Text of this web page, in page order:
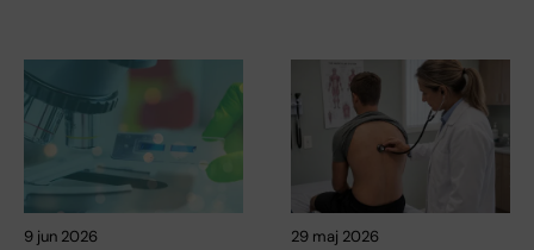
9 jun 2026 29 maj 2026